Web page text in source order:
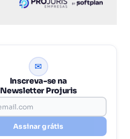
✉
Inscreva-se na
Newsletter Projuris
Assinar grátis